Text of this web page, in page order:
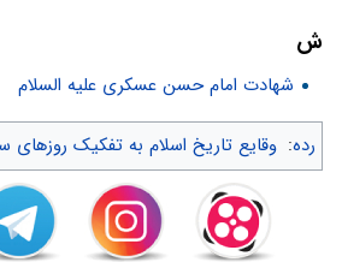
ش
شهادت امام حسن عسکری علیه السلام
رده: وقایع تاریخ اسلام به تفکیک روزهای